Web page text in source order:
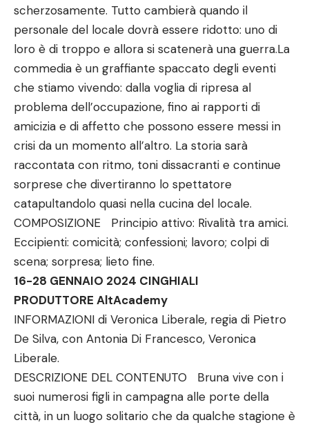
scherzosamente. Tutto cambierà quando il
personale del locale dovrà essere ridotto: uno di
loro è di troppo e allora si scatenerà una guerra.La
commedia è un graffiante spaccato degli eventi
che stiamo vivendo: dalla voglia di ripresa al
problema dell’occupazione, fino ai rapporti di
amicizia e di affetto che possono essere messi in
crisi da un momento all’altro. La storia sarà
raccontata con ritmo, toni dissacranti e continue
sorprese che divertiranno lo spettatore
catapultandolo quasi nella cucina del locale.
COMPOSIZIONE Principio attivo: Rivalità tra amici.
Eccipienti: comicità; confessioni; lavoro; colpi di
scena; sorpresa; lieto fine.
16-28 GENNAIO 2024 CINGHIALI
PRODUTTORE AltAcademy
INFORMAZIONI di Veronica Liberale, regia di Pietro
De Silva, con Antonia Di Francesco, Veronica
Liberale.
DESCRIZIONE DEL CONTENUTO Bruna vive con i
suoi numerosi figli in campagna alle porte della
città, in un luogo solitario che da qualche stagione è